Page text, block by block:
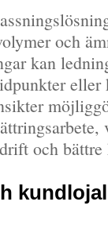
och
kan
eller
och